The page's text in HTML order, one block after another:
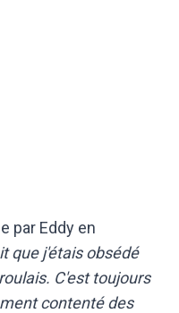
par Eddy en
que j'étais obsédé
C'est toujours
contenté des